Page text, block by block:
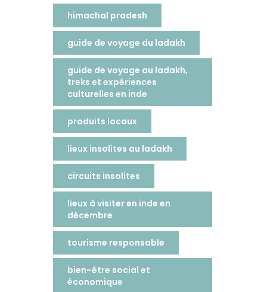
himachal pradesh
guide de voyage du ladakh
guide de voyage au ladakh,
treks et expériences
culturelles en inde
produits locaux
lieux insolites au ladakh
circuits insolites
lieux à visiter en inde en
décembre
tourisme responsable
bien-être social et
économique